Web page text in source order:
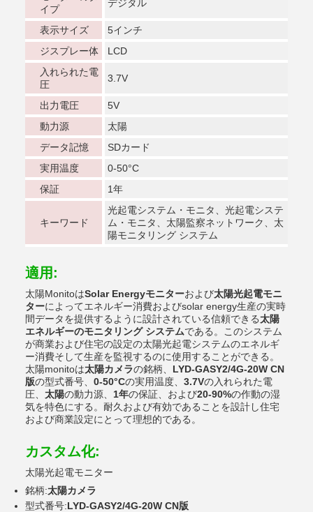
イプ
デジタル
表示サイズ
5インチ
ジスプレー体
LCD
入れられた電
圧
3.7V
出力電圧
5V
動力源
太陽
データ記憶
SDカード
実用温度
0-50°C
保証
1年
キーワード
光起電システム・モニタ、光起電システ
ム・モニタ、太陽監察ネットワーク、太
陽モニタリング システム
適用:
太陽MonitoはSolar Energyモニターおよび太陽光起電モニ
ターによってエネルギー消費およびsolar energy生産の実時
間データを提供するように設計されている信頼できる太陽
エネルギーのモニタリング システムである。このシステム
が商業および住宅の設定の太陽光起電システムのエネルギ
ー消費そして生産を監視するのに使用することができる。
太陽monitoは太陽カメラの銘柄、 LYD-GASY2/4G-20W CN
版の型式番号、 0-50°Cの実用温度、 3.7Vの入れられた電
圧、 太陽の動力源、 1年の保証、および20-90%の作動の湿
気を特色にする。耐久および有効であることを設計し住宅
および商業設定にとって理想的である。
カスタム化:
太陽光起電モニター
銘柄:太陽カメラ
型式番号:LYD-GASY2/4G-20W CN版